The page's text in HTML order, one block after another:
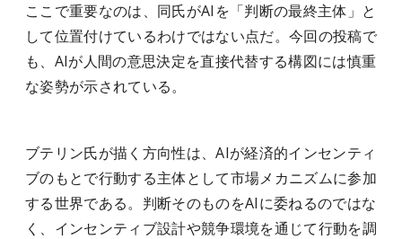
ここで重要なのは、同氏がAIを「判断の最終主体」と
して位置付けているわけではない点だ。今回の投稿で
も、AIが人間の意思決定を直接代替する構図には慎重
な姿勢が示されている。
ブテリン氏が描く方向性は、AIが経済的インセンティ
ブのもとで行動する主体として市場メカニズムに参加
する世界である。判断そのものをAIに委ねるのではな
く、インセンティブ設計や競争環境を通じて行動を調